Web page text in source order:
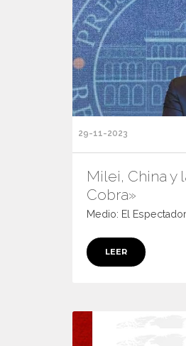
29-11-2023
Milei, China y
Cobra»
Medio: El
LEER